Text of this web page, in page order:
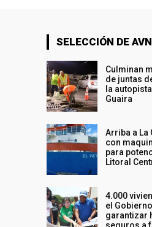
SELECCIÓN DE AVN
Culminan
de juntas
la
Guaira
Arriba a La
con
para
Litoral
4.000
el
garantizar